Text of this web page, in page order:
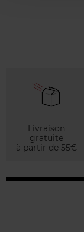
Livraison
gratuite
à partir de 55€